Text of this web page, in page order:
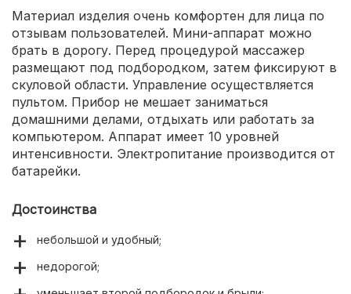
Материал изделия очень комфортен для лица по
отзывам пользователей. Мини-аппарат можно
брать в дорогу. Перед процедурой массажер
размещают под подбородком, затем фиксируют в
скуловой области. Управление осуществляется
пультом. Прибор не мешает заниматься
домашними делами, отдыхать или работать за
компьютером. Аппарат имеет 10 уровней
интенсивности. Электропитание производится от
батарейки.
Достоинства
небольшой и удобный;
недорогой;